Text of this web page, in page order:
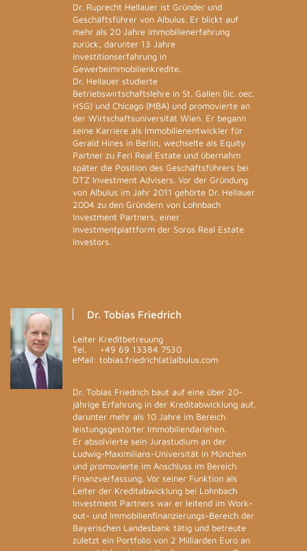
Dr. Ruprecht Hellauer ist Gründer und
Geschäftsführer von Albulus. Er blickt auf
mehr als 20 Jahre Immobilienerfahrung
zurück, darunter 13 Jahre
Investitionserfahrung in
Gewerbeimmobilienkredite.
Dr. Hellauer studierte
Betriebswirtschaftslehre in St. Gallen (lic. oec.
HSG) und Chicago (MBA) und promovierte an
der Wirtschaftsuniversität Wien. Er begann
seine Karriere als Immobilienentwickler für
Gerald Hines in Berlin, wechselte als Equity
Partner zu Feri Real Estate und übernahm
später die Position des Geschäftsführers bei
DTZ Investment Advisers. Vor der Gründung
von Albulus im Jahr 2011 gehörte Dr. Hellauer
2004 zu den Gründern von Lohnbach
Investment Partners, einer
Investmentplattform der Soros Real Estate
Investors.
Dr. Tobias Friedrich
Leiter Kreditbetreuung
Tel. +49 69 13384 7530
eMail: tobias.friedrich(at)albulus.com
Dr. Tobias Friedrich baut auf eine über 20-
jährige Erfahrung in der Kreditabwicklung auf,
darunter mehr als 10 Jahre im Bereich
leistungsgestörter Immobiliendarlehen.
Er absolvierte sein Jurastudium an der
Ludwig-Maximilians-Universität in München
und promovierte im Anschluss im Bereich
Finanzverfassung. Vor seiner Funktion als
Leiter der Kreditabwicklung bei Lohnbach
Investment Partners war er leitend im Work-
out- und Immobilienfinanzierungs-Bereich der
Bayerischen Landesbank tätig und betreute
zuletzt ein Portfolio von 2 Milliarden Euro an